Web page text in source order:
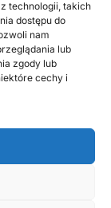
technologii, takich
dostępu do
nam
lub
zgody lub
cechy i